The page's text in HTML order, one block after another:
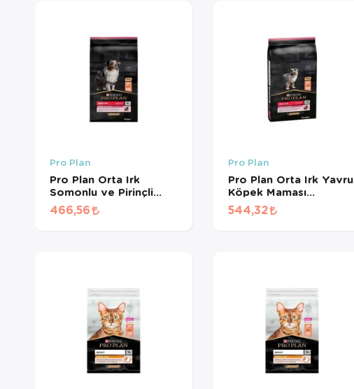
Pro Plan
Pro Plan Orta Irk
Somonlu ve Pirinçli
Yetişkin Köpek Maması
(1 KG BÖLÜNMÜŞ)
466,56
Pro Plan
Pro Plan Orta Irk Yavru
Köpek Maması
Somonlu (1 KG
BÖLÜNMÜŞ)
544,32